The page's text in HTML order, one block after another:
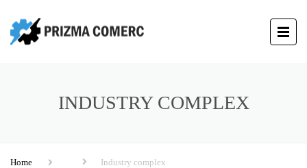
INDUSTRY COMPLEX
Home Industry complex